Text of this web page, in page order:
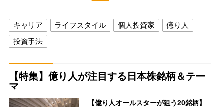
キャリア ライフスタイル 個人投資家
億り人
投資手法
【特集】億り人が注目する日本株銘柄＆テー
マ
【億り人オールスターが狙う20銘柄】